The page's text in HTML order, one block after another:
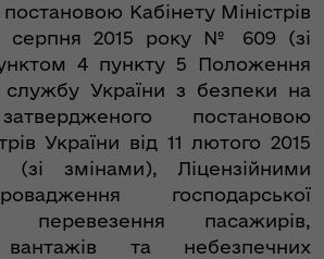
Кабінету Міністрів
серпня 2015 року № 609 (зі
4 пункту 5 Положення
України з безпеки на
постановою
України від 11 лютого 2015
змінами), Ліцензійними
господарської
перевезення пасажирів,
вантажів та небезпечних